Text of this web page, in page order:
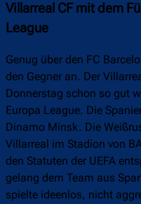
Villarreal CF mit dem
League
Genug über den FC
den Gegner an. Der
Donnerstag schon so gut
Europa League. Die
Dinamo Minsk. Die
Villarreal im Stadion von
den Statuten der UEFA
gelang dem Team aus
spielte ideenlos, nicht